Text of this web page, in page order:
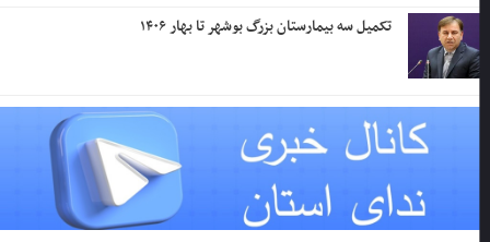
تکمیل سه بیمارستان بزرگ بوشهر تا بهار ۱۴۰۶